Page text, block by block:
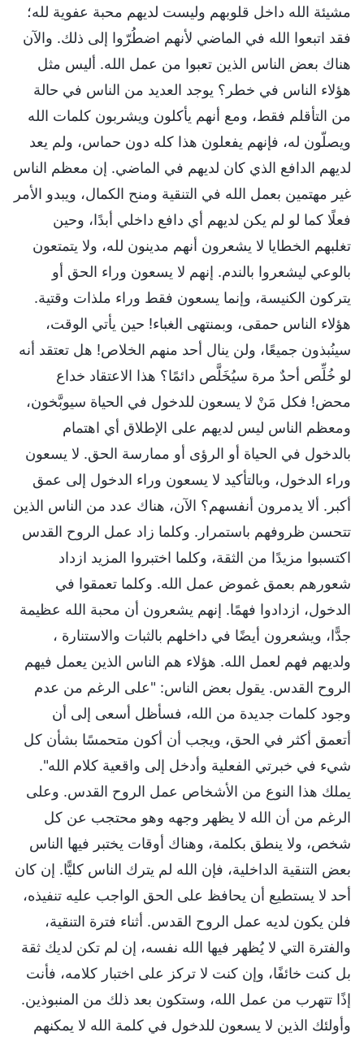
مشيئة الله داخل قلوبهم وليست لديهم محبة عفوية لله؛
فقد اتبعوا الله في الماضي لأنهم اضطُرّوا إلى ذلك. والآن
هناك بعض الناس الذين تعبوا من عمل الله. أليس مثل
هؤلاء الناس في خطر؟ يوجد العديد من الناس في حالة
من التأقلم فقط، ومع أنهم يأكلون ويشربون كلمات الله
ويصلّون له، فإنهم يفعلون هذا كله دون حماس، ولم يعد
لديهم الدافع الذي كان لديهم في الماضي. إن معظم الناس
غير مهتمين بعمل الله في التنقية ومنح الكمال، ويبدو الأمر
فعلًا كما لو لم يكن لديهم أي دافع داخلي أبدًا، وحين
تغلبهم الخطايا لا يشعرون أنهم مدينون لله، ولا يتمتعون
بالوعي ليشعروا بالندم. إنهم لا يسعون وراء الحق أو
يتركون الكنيسة، وإنما يسعون فقط وراء ملذات وقتية.
هؤلاء الناس حمقى، وبمنتهى الغباء! حين يأتي الوقت،
سينُبذون جميعًا، ولن ينال أحد منهم الخلاص! هل تعتقد أنه
لو خُلِّص أحدٌ مرة سيُخَلَّص دائمًا؟ هذا الاعتقاد خداع
محض! فكل مَنْ لا يسعون للدخول في الحياة سيوبَّخون،
ومعظم الناس ليس لديهم على الإطلاق أي اهتمام
بالدخول في الحياة أو الرؤى أو ممارسة الحق. لا يسعون
وراء الدخول، وبالتأكيد لا يسعون وراء الدخول إلى عمق
أكبر. ألا يدمرون أنفسهم؟ الآن، هناك عدد من الناس الذين
تتحسن ظروفهم باستمرار. وكلما زاد عمل الروح القدس
اكتسبوا مزيدًا من الثقة، وكلما اختبروا المزيد ازداد
شعورهم بعمق غموض عمل الله. وكلما تعمقوا في
الدخول، ازدادوا فهمًا. إنهم يشعرون أن محبة الله عظيمة
جدًّا، ويشعرون أيضًا في داخلهم بالثبات والاستنارة ،
ولديهم فهم لعمل الله. هؤلاء هم الناس الذين يعمل فيهم
الروح القدس. يقول بعض الناس: "على الرغم من عدم
وجود كلمات جديدة من الله، فسأظل أسعى إلى أن
أتعمق أكثر في الحق، ويجب أن أكون متحمسًا بشأن كل
شيء في خبرتي الفعلية وأدخل إلى واقعية كلام الله".
يملك هذا النوع من الأشخاص عمل الروح القدس. وعلى
الرغم من أن الله لا يظهر وجهه وهو محتجب عن كل
شخص، ولا ينطق بكلمة، وهناك أوقات يختبر فيها الناس
بعض التنقية الداخلية، فإن الله لم يترك الناس كليًّا. إن كان
أحد لا يستطيع أن يحافظ على الحق الواجب عليه تنفيذه،
فلن يكون لديه عمل الروح القدس. أثناء فترة التنقية،
والفترة التي لا يُظهر فيها الله نفسه، إن لم تكن لديك ثقة
بل كنت خائفًا، وإن كنت لا تركز على اختبار كلامه، فأنت
إذًا تتهرب من عمل الله، وستكون بعد ذلك من المنبوذين.
وأولئك الذين لا يسعون للدخول في كلمة الله لا يمكنهم